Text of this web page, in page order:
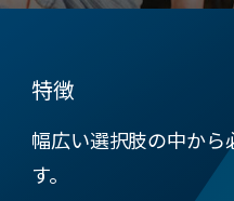
特徴
幅広い選択肢の中から
す。